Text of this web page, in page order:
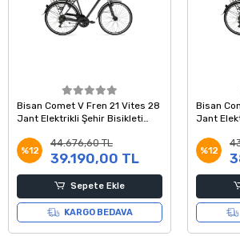
Bisan Comet V Fren 21 Vites 28
Jant Elektrikli Şehir Bisikleti
%12
44.676,60 TL
39.190,00 TL
Sepete Ekle
KARGO BEDAVA
Bisan
Jant
%12